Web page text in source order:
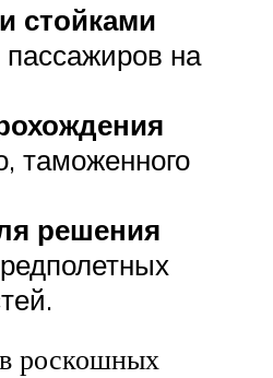
стойками
пассажиров на
таможенного
решения
роскошных